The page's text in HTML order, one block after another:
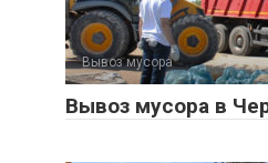
Вывоз мусора
Вывоз мусора в